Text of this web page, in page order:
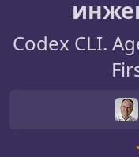
Codex CLI.